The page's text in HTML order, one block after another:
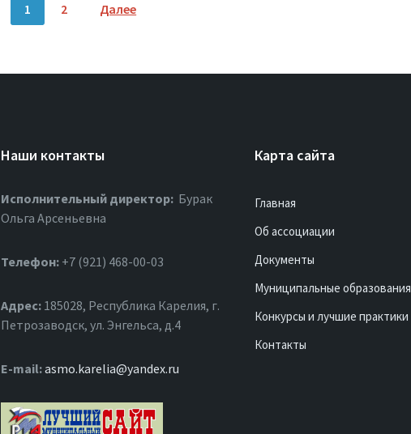
1 2 Далее
Наши контакты
Исполнительный директор: Бурак
Ольга Арсеньевна
Телефон: +7 (921) 468-00-03
Адрес: 185028, Республика Карелия, г.
Петрозаводск, ул. Энгельса, д.4
Е-mail:asmo.karelia@yandex.ru
Карта сайта
Главная
Об ассоциации
Документы
Муниципальные образования
Конкурсы и лучшие практики
Контакты